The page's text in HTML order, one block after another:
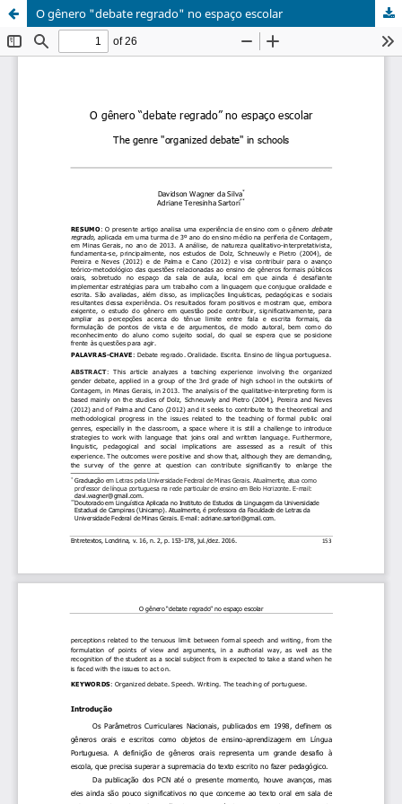
O gênero "debate regrado" no espaço escolar